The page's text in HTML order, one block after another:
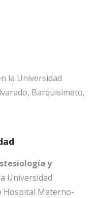
la Universidad
Barquisimeto,
y
Universidad
Hospital Materno-